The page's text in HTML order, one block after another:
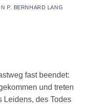
P. BERNHARD LANG
fast beendet:
und treten
Leidens, des Todes